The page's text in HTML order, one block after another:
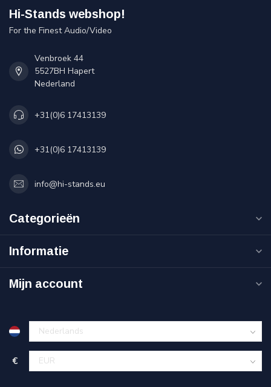
Hi-Stands webshop!
For the Finest Audio/Video
Venbroek 44
5527BH Hapert
Nederland
+31(0)6 17413139
+31(0)6 17413139
info@hi-stands.eu
Categorieën
Informatie
Mijn account
€